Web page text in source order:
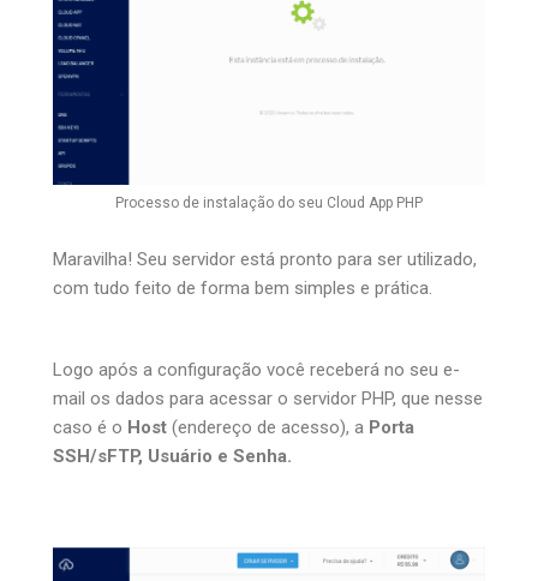
Processo de instalação do seu Cloud App PHP
Maravilha! Seu servidor está pronto para ser utilizado,
com tudo feito de forma bem simples e prática.
Logo após a configuração você receberá no seu e-
mail os dados para acessar o servidor PHP, que nesse
caso é o Host (endereço de acesso), a Porta
SSH/sFTP, Usuário e Senha.